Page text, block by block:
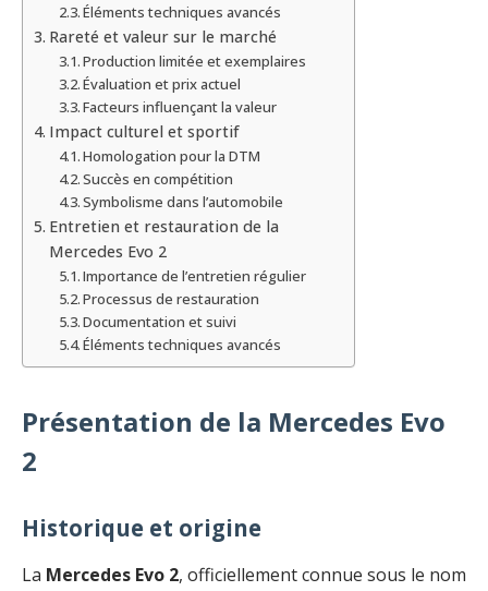
Éléments techniques avancés
Rareté et valeur sur le marché
Production limitée et exemplaires
Évaluation et prix actuel
Facteurs influençant la valeur
Impact culturel et sportif
Homologation pour la DTM
Succès en compétition
Symbolisme dans l’automobile
Entretien et restauration de la
Mercedes Evo 2
Importance de l’entretien régulier
Processus de restauration
Documentation et suivi
Éléments techniques avancés
Présentation de la Mercedes Evo
2
Historique et origine
La Mercedes Evo 2, officiellement connue sous le nom